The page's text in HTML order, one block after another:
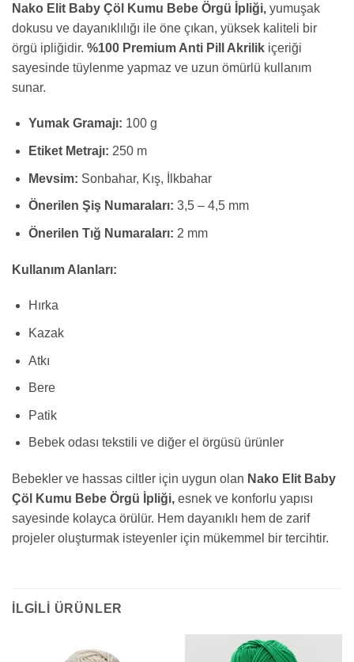
Nako Elit Baby Çöl Kumu Bebe Örgü İpliği, yumuşak
dokusu ve dayanıklılığı ile öne çıkan, yüksek kaliteli bir
örgü ipliğidir. %100 Premium Anti Pill Akrilik içeriği
sayesinde tüylenme yapmaz ve uzun ömürlü kullanım
sunar.
Yumak Gramajı: 100 g
Etiket Metrajı: 250 m
Mevsim: Sonbahar, Kış, İlkbahar
Önerilen Şiş Numaraları: 3,5 – 4,5 mm
Önerilen Tığ Numaraları: 2 mm
Kullanım Alanları:
Hırka
Kazak
Atkı
Bere
Patik
Bebek odası tekstili ve diğer el örgüsü ürünler
Bebekler ve hassas ciltler için uygun olan Nako Elit Baby
Çöl Kumu Bebe Örgü İpliği, esnek ve konforlu yapısı
sayesinde kolayca örülür. Hem dayanıklı hem de zarif
projeler oluşturmak isteyenler için mükemmel bir tercihtir.
İLGILI ÜRÜNLER